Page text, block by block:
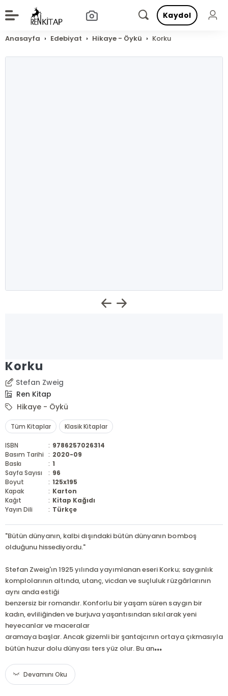
Kaydol
Anasayfa Edebiyat Hikaye - Öykü Korku
Korku
Stefan Zweig
Ren Kitap
Hikaye - Öykü
Tüm Kitaplar Klasik Kitaplar
ISBN : 9786257026314
Basım Tarihi : 2020-09
Baskı
: 1
Sayfa Sayısı
: 96
Boyut
: 125x195
Kapak
: Karton
Kağıt
: Kitap Kağıdı
Yayın Dili
: Türkçe
"Bütün dünyanın, kalbi dışındaki bütün dünyanın bomboş
olduğunu hissediyordu."
Stefan Zweig'ın 1925 yılında yayımlanan eseri Korku; saygınlık
komplolarının altında, utanç, vicdan ve suçluluk rüzgârlarının
aynı anda estiği
benzersiz bir romandır. Konforlu bir yaşam süren saygın bir
kadın, evliliğinden ve burjuva yaşantısından sıkılarak yeni
heyecanlar ve maceralar
aramaya başlar. Ancak gizemli bir şantajcının ortaya çıkmasıyla
bütün huzur dolu dünyası ters yüz olur. Bu an...
Devamını Oku